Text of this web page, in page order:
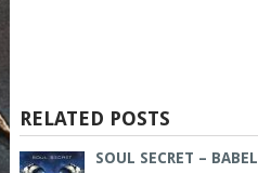
RELATED POSTS
SOUL SECRET – BABEL